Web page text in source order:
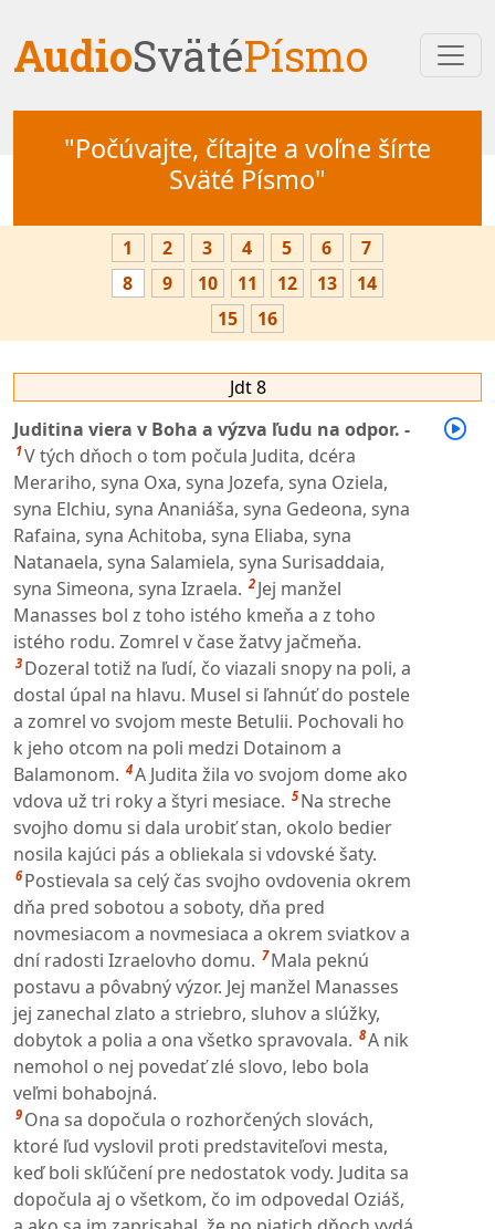
AudioSvätéPísmo
"Počúvajte, čítajte a voľne šírte
Sväté Písmo"
1 2 3 4 5 6
7
8
9 10 11 12 13
14
15
16
Jdt 8
Juditina viera v Boha a výzva ľudu na odpor. -
1V tých dňoch o tom počula Judita, dcéra
Merariho, syna Oxa, syna Jozefa, syna Oziela,
syna Elchiu, syna Ananiáša, syna Gedeona, syna
Rafaina, syna Achitoba, syna Eliaba, syna
Natanaela, syna Salamiela, syna Surisaddaia,
syna Simeona, syna Izraela. 2 Jej manžel
Manasses bol z toho istého kmeňa a z toho
istého rodu. Zomrel v čase žatvy jačmeňa.
3 Dozeral totiž na ľudí, čo viazali snopy na poli, a
dostal úpal na hlavu. Musel si ľahnúť do postele
a zomrel vo svojom meste Betulii. Pochovali ho
k jeho otcom na poli medzi Dotainom a
Balamonom. 4A Judita žila vo svojom dome ako
vdova už tri roky a štyri mesiace. 5 Na streche
svojho domu si dala urobiť stan, okolo bedier
nosila kajúci pás a obliekala si vdovské šaty.
6 Postievala sa celý čas svojho ovdovenia okrem
dňa pred sobotou a soboty, dňa pred
novmesiacom a novmesiaca a okrem sviatkov a
dní radosti Izraelovho domu. 7 Mala peknú
postavu a pôvabný výzor. Jej manžel Manasses
jej zanechal zlato a striebro, sluhov a slúžky,
dobytok a polia a ona všetko spravovala. 8A nik
nemohol o nej povedať zlé slovo, lebo bola
veľmi bohabojná.
9 Ona sa dopočula o rozhorčených slovách,
ktoré ľud vyslovil proti predstaviteľovi mesta,
keď boli skľúčení pre nedostatok vody. Judita sa
dopočula aj o všetkom, čo im odpovedal Oziáš,